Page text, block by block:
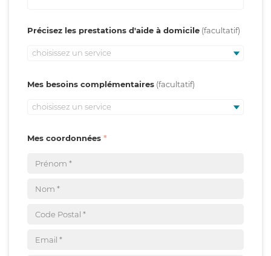
Précisez les prestations d'aide à domicile
choisissez un service
Mes besoins complémentaires
choisissez un service
Mes coordonnées